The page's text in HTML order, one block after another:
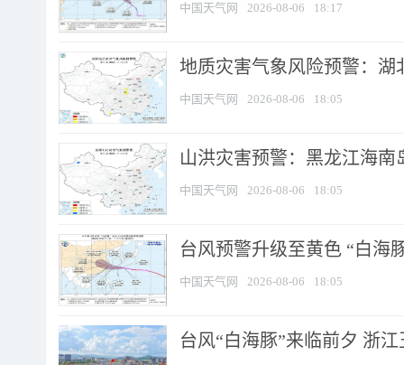
中国天气网 2026-08-06 18:17
地质灾害气象风险预警：湖
中国天气网 2026-08-06 18:05
山洪灾害预警：黑龙江海
中国天气网 2026-08-06 18:05
台风预警升级至黄色 “白海
中国天气网 2026-08-06 18:05
台风“白海豚”来临前夕 浙